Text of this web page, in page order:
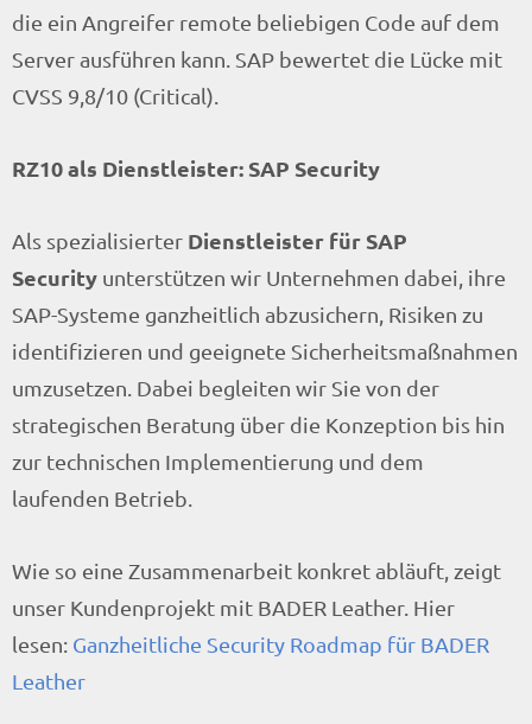
die ein Angreifer remote beliebigen Code auf dem
Server ausführen kann. SAP bewertet die Lücke mit
CVSS 9,8/10 (Critical).
RZ10 als Dienstleister: SAP Security
Als spezialisierter Dienstleister für SAP
Security unterstützen wir Unternehmen dabei, ihre
SAP-Systeme ganzheitlich abzusichern, Risiken zu
identifizieren und geeignete Sicherheitsmaßnahmen
umzusetzen. Dabei begleiten wir Sie von der
strategischen Beratung über die Konzeption bis hin
zur technischen Implementierung und dem
laufenden Betrieb.
Wie so eine Zusammenarbeit konkret abläuft, zeigt
unser Kundenprojekt mit BADER Leather. Hier
lesen: Ganzheitliche Security Roadmap für BADER
Leather